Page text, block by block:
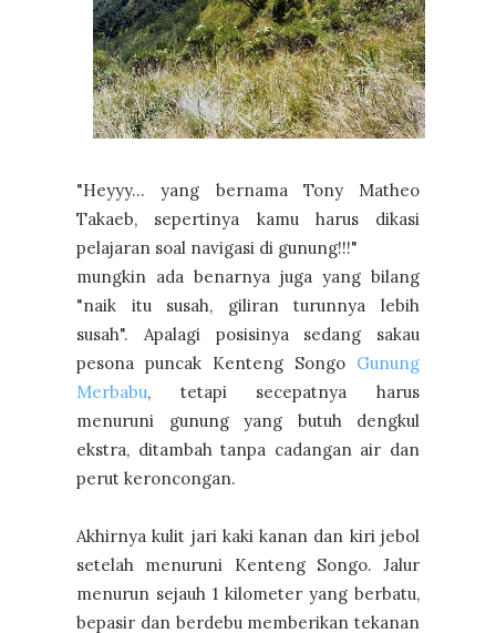
"Heyyy... yang bernama Tony Matheo
Takaeb, sepertinya kamu harus dikasi
pelajaran soal navigasi di gunung!!!"
mungkin ada benarnya juga yang bilang
"naik itu susah, giliran turunnya lebih
susah". Apalagi posisinya sedang sakau
pesona puncak Kenteng Songo Gunung
Merbabu, tetapi secepatnya harus
menuruni gunung yang butuh dengkul
ekstra, ditambah tanpa cadangan air dan
perut keroncongan.
Akhirnya kulit jari kaki kanan dan kiri jebol
setelah menuruni Kenteng Songo. Jalur
menurun sejauh 1 kilometer yang berbatu,
bepasir dan berdebu memberikan tekanan